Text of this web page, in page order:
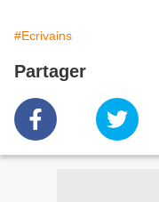
#Ecrivains
Partager